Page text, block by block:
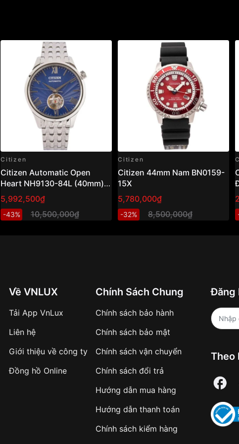
Citizen
Citizen Automatic Open
Heart NH9130-84L (40mm) –
Đồng hồ nam cơ hở tim, mặt
xanh sang trọng
5,992,500₫
-43% 10,500,000₫
Citizen
Citizen 44mm Nam BN0159-
15X
5,780,000₫
-32% 8,500,000₫
Về VNLUX
Tải App VnLux
Liên hệ
Giới thiệu về công ty
Đồng hồ Online
Chính Sách Chung
Chính sách bảo hành
Chính sách bảo mật
Chính sách vận chuyển
Chính sách đổi trả
Hướng dẫn mua hàng
Hướng dẫn thanh toán
Chính sách kiểm hàng
Đăng
Theo